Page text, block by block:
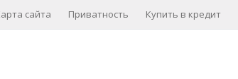
сайта Приватность Купить в кредит